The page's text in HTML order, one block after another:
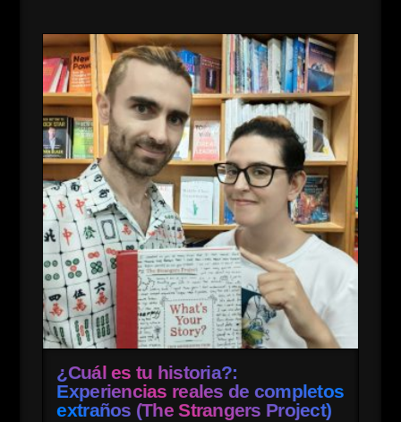
5.00
¿Cuál es tu historia?:
Experiencias reales de completos
extraños (The Strangers Project)